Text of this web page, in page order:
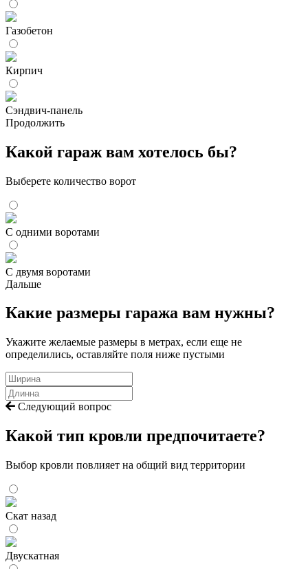
Газобетон
Кирпич
Сэндвич-панель
Продолжить
Какой гараж вам хотелось бы?
Выберете количество ворот
С одними воротами
С двумя воротами
Дальше
Какие размеры гаража вам нужны?
Укажите желаемые размеры в метрах, если еще не
определились, оставляйте поля ниже пустыми
Следующий вопрос
Какой тип кровли предпочитаете?
Выбор кровли повлияет на общий вид территории
Скат назад
Двускатная